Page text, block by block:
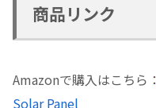
商品リンク
Amazonで購入はこちら：
Solar Panel